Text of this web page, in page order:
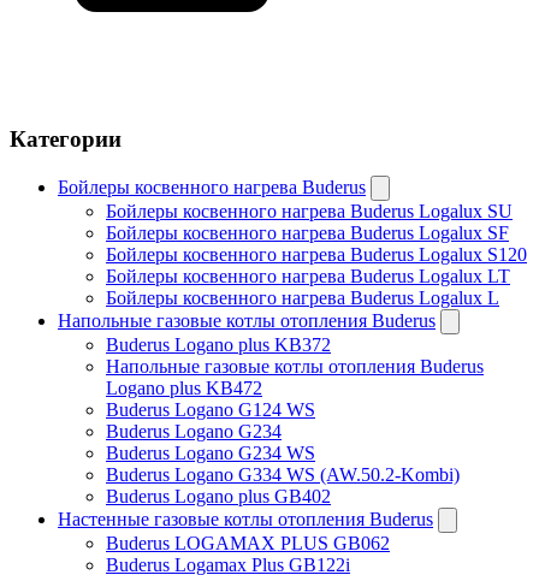
Категории
Бойлеры косвенного нагрева Buderus
Бойлеры косвенного нагрева Buderus Logalux SU
Бойлеры косвенного нагрева Buderus Logalux SF
Бойлеры косвенного нагрева Buderus Logalux S120
Бойлеры косвенного нагрева Buderus Logalux LT
Бойлеры косвенного нагрева Buderus Logalux L
Напольные газовые котлы отопления Buderus
Buderus Logano plus KB372
Напольные газовые котлы отопления Buderus
Logano plus KB472
Buderus Logano G124 WS
Buderus Logano G234
Buderus Logano G234 WS
Buderus Logano G334 WS (AW.50.2-Kombi)
Buderus Logano plus GB402
Настенные газовые котлы отопления Buderus
Buderus LOGAMAX PLUS GB062
Buderus Logamax Plus GB122i
До конца лета
Получить скидку